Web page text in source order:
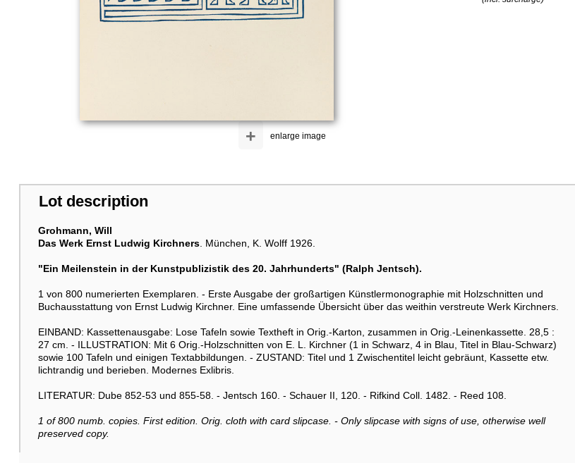
enlarge image
+
Lot description
Grohmann, Will
Das Werk Ernst Ludwig Kirchners. München, K. Wolff 1926.
"Ein Meilenstein in der Kunstpublizistik des 20. Jahrhunderts" (Ralph Jentsch).
1 von 800 numerierten Exemplaren. - Erste Ausgabe der großartigen Künstlermonographie mit Holzschnitten und
Buchausstattung von Ernst Ludwig Kirchner. Eine umfassende Übersicht über das weithin verstreute Werk Kirchners.
EINBAND: Kassettenausgabe: Lose Tafeln sowie Textheft in Orig.-Karton, zusammen in Orig.-Leinenkassette. 28,5 :
27 cm. - ILLUSTRATION: Mit 6 Orig.-Holzschnitten von E. L. Kirchner (1 in Schwarz, 4 in Blau, Titel in Blau-Schwarz)
sowie 100 Tafeln und einigen Textabbildungen. - ZUSTAND: Titel und 1 Zwischentitel leicht gebräunt, Kassette etw.
lichtrandig und berieben. Modernes Exlibris.
LITERATUR: Dube 852-53 und 855-58. - Jentsch 160. - Schauer II, 120. - Rifkind Coll. 1482. - Reed 108.
1 of 800 numb. copies. First edition. Orig. cloth with card slipcase. - Only slipcase with signs of use, otherwise well
preserved copy.